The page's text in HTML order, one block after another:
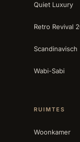
Quiet Luxury
Retro Revival
Scandinavisch
Wabi-Sabi
RUIMTES
Woonkamer